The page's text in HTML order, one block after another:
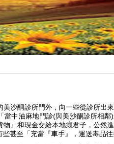
沙酮診所門外，向一些從診所出
中油麻地門診(與美沙酮診所相
』和現金交給本地癮君子，公然
甚至「充當『車手』，運送毒品往